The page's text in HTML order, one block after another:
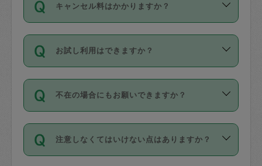
日本語も話せる方など様々です。
ールに記載していますので、各自の得意
を依頼してください。
現場トライアルを受け、合格したタスカ
ジさんが活動されています。
※テストセンターの講評は１件目のレビュ
参考
【詳細】タスカジさんの登録に際
です。作業中に物を壊したり、人にけが
をさせたりした場合が対象で、補償金額
す。
写真を撮り、
詳細FAQ：
損害賠償保険について教えて
以降）の日時から受付可能となっていま
す。
タスカジさんへ「募集」をかけることが
可能です。
キャンセル料はかかりますか？
キャンセル料には、以下の2種類がありま
す。
1. 直前キャンセル（定期、スポット契約
共通）
72時間を超える※と、以下のキャンセル
料が発生します。
お試し利用はできますか？
「お試し利用」というメニューはありま
せんが、「一回のみ」依頼を活用するこ
とによって、気に入ったタスカジさんを
まず、条件の合う気になるタスカジさ
不在の場合にもお願いできますか？
不在の場合の作業はタスカジさんの同意
が必要です。数回の依頼ののち、タスカ
ジさんと依頼者の間で十分な信頼関係が
注意しなくてはいけない点はありますか？